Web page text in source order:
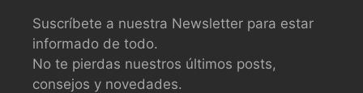
Suscríbete a nuestra Newsletter para estar
informado de todo.
No te pierdas nuestros últimos posts,
consejos y novedades.